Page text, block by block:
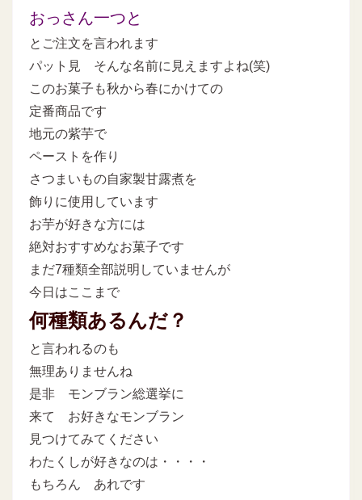
おっさん一つと
とご注文を言われます
パット見 そんな名前に見えますよね(笑)
このお菓子も秋から春にかけての
定番商品です
地元の紫芋で
ペーストを作り
さつまいもの自家製甘露煮を
飾りに使用しています
お芋が好きな方には
絶対おすすめなお菓子です
まだ7種類全部説明していませんが
今日はここまで
何種類あるんだ？
と言われるのも
無理ありませんね
是非 モンブラン総選挙に
来て お好きなモンブラン
見つけてみてください
わたくしが好きなのは・・・・
もちろん あれです